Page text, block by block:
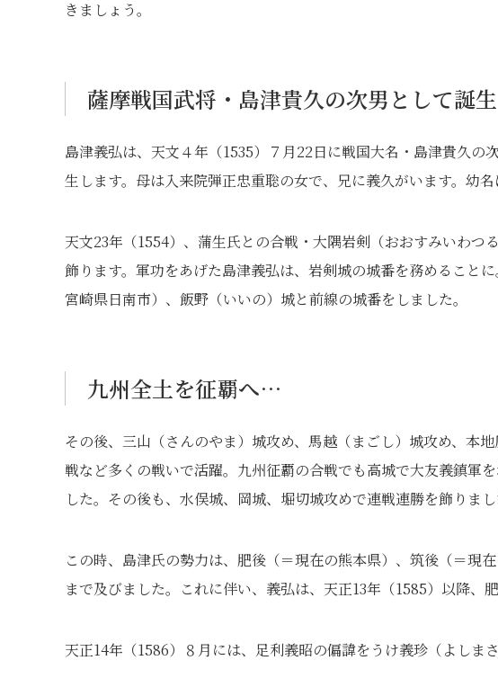
きましょう。
薩摩戦国武将・島津貴久の次男として誕生
島津義弘は、天文４年（1535）７月22日に戦国大名・島津貴久の
生します。母は入来院弾正忠重聡の女で、兄に義久がいます。幼
天文23年（1554）、蒲生氏との合戦・大隅岩剣（おおすみいわつ
飾ります。軍功をあげた島津義弘は、岩剣城の城番を務めること
宮崎県日南市）、飯野（いいの）城と前線の城番をしました。
九州全土を征覇へ…
その後、三山（さんのやま）城攻め、馬越（まごし）城攻め、本
戦など多くの戦いで活躍。九州征覇の合戦でも高城で大友義鎮軍
した。その後も、水俣城、岡城、堀切城攻めで連戦連勝を飾りまし
この時、島津氏の勢力は、肥後（＝現在の熊本県）、筑後（＝現
まで及びました。これに伴い、義弘は、天正13年（1585）以降、
天正14年（1586）８月には、足利義昭の偏諱をうけ義珍（よしま